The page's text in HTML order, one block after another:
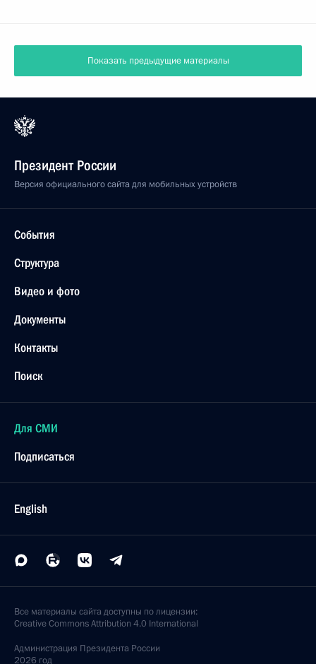
Показать предыдущие материалы
Президент России
Версия официального сайта для мобильных устройств
События
Структура
Видео и фото
Документы
Контакты
Поиск
Для СМИ
Подписаться
English
Все материалы сайта доступны по лицензии:
Creative Commons Attribution 4.0 International
Администрация Президента России
2026 год